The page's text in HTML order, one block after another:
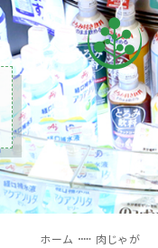
ホーム 肉じゃが